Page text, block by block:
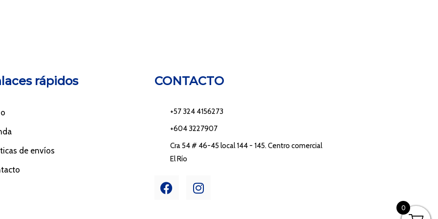
rápidos
de envíos
CONTACTO
+57 324 4156273
+604 3227907
Cra 54 # 46-45 local 144 - 145. Centro comercial
El Río
F
a
I
n
0